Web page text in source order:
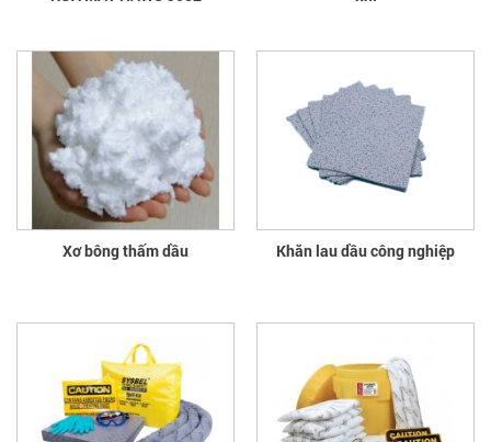
Xơ bông thấm dầu Khăn lau dầu công nghiệp